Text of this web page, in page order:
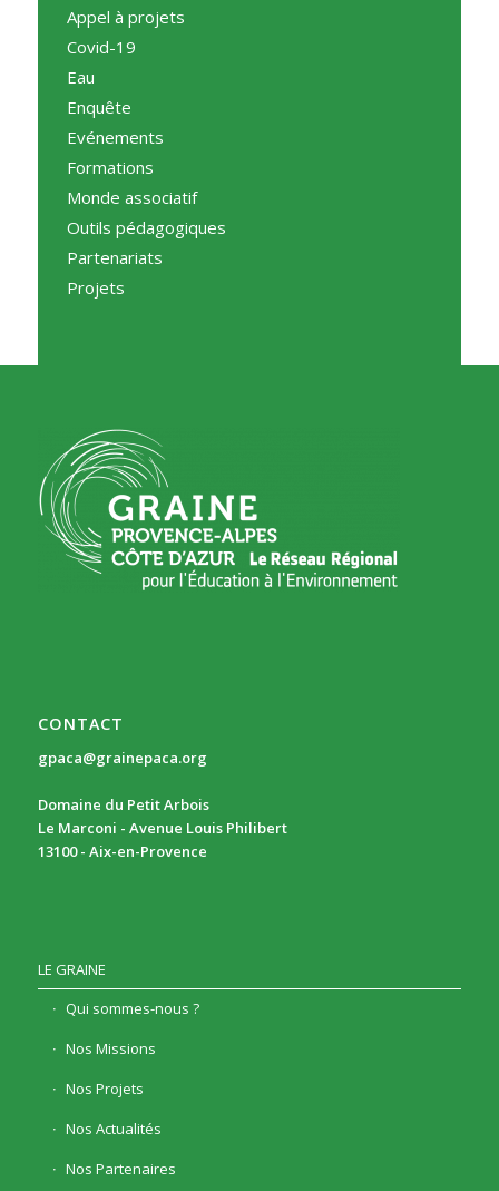
Appel à projets
Covid-19
Eau
Enquête
Evénements
Formations
Monde associatif
Outils pédagogiques
Partenariats
Projets
CONTACT
gpaca@grainepaca.org
Domaine du Petit Arbois
Le Marconi - Avenue Louis Philibert
13100 - Aix-en-Provence
LE GRAINE
Qui sommes-nous ?
Nos Missions
Nos Projets
Nos Actualités
Nos Partenaires